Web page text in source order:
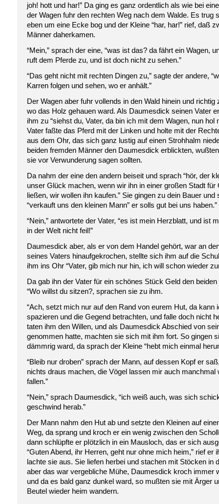
joh! hott und har!” Da ging es ganz ordentlich als wie bei
der Wagen fuhr den rechten Weg nach dem Walde. Es trug
eben um eine Ecke bog und der Kleine “har, har!” rief, daß
Männer daherkamen.
“Mein,” sprach der eine, “was ist das? da fährt ein Wagen,
ruft dem Pferde zu, und ist doch nicht zu sehen.”
“Das geht nicht mit rechten Dingen zu,” sagte der andere,
Karren folgen und sehen, wo er anhält.”
Der Wagen aber fuhr vollends in den Wald hinein und richtig
wo das Holz gehauen ward. Als Daumesdick seinen Vater
ihm zu “siehst du, Vater, da bin ich mit dem Wagen, nun hol
Vater faßte das Pferd mit der Linken und holte mit der
aus dem Ohr, das sich ganz lustig auf einen Strohhalm
beiden fremden Männer den Daumesdick erblickten,
sie vor Verwunderung sagen sollten.
Da nahm der eine den andern beiseit und sprach “hör, der
unser Glück machen, wenn wir ihn in einer großen Stadt für
ließen, wir wollen ihn kaufen.” Sie gingen zu dein Bauer und
“verkauft uns den kleinen Mann” er solls gut bei uns haben.”
“Nein,” antwortete der Vater, “es ist mein Herzblatt, und ist
in der Welt nicht feil!”
Daumesdick aber, als er von dem Handel gehört, war an
seines Vaters hinaufgekrochen, stellte sich ihm auf die
ihm ins Ohr “Vater, gib mich nur hin, ich will schon wieder
Da gab ihn der Vater für ein schönes Stück Geld den
“Wo willst du sitzen?, sprachen sie zu ihm.
“Ach, setzt mich nur auf den Rand von eurem Hut, da kann
spazieren und die Gegend betrachten, und falle doch nicht
taten ihm den Willen, und als Daumesdick Abschied von
genommen hatte, machten sie sich mit ihm fort. So gingen
dämmrig ward, da sprach der Kleine “hebt mich einmal
“Bleib nur droben” sprach der Mann, auf dessen Kopf er
nichts draus machen, die Vögel lassen mir auch manchmal
fallen.”
“Nein,” sprach Daumesdick, “ich weiß auch, was sich
geschwind herab.”
Der Mann nahm den Hut ab und setzte den Kleinen auf
Weg, da sprang und kroch er ein wenig zwischen den
dann schlüpfte er pIötzlich in ein Mausloch, das er sich
“Guten Abend, ihr Herren, geht nur ohne mich heim,” rief er
lachte sie aus. Sie liefen herbei und stachen mit Stöcken in
aber das war vergebliche Mühe, Daumesdick kroch immer
und da es bald ganz dunkel ward, so mußten sie mit Ärger
Beutel wieder heim wandern.